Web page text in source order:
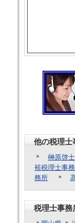
他の税理士
＊ 榊原啓
裕税理士事
務所 ＊
税理士事務